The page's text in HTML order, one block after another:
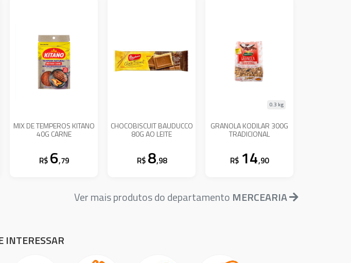
MIX DE TEMPEROS KITANO
40G CARNE
R$ 6,79
CHOCOBISCUIT BAUDUCCO
80G AO LEITE
R$ 8,98
GRANOLA KODILAR 300G
TRADICIONAL
0.3 kg
R$ 14,90
Ver mais produtos do departamento MERCEARIA
INTERESSAR